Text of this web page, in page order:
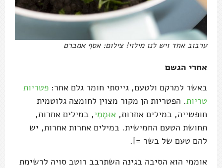
ערבוב אחד ויש לנו מילוי! צילום: אסף אמברם
אחרי הגשם
באשר למרקם ולטעם, גייסתי חומר גלם אחר: פטריות
טריות. הפטריות הן מקור מצוין לחומצה גלוטמית
חופשייה, במילים אחרות, אוּמָמִי, במילים אחרות,
תחושת הטעם החמישית. במילים אחרות אחרות, יש
להם טעם של בשר =].
אוממי הוא הסיבה בגינה השתרבב רוטב סויה לרשימת